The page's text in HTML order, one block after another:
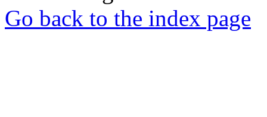
Go back to the index page